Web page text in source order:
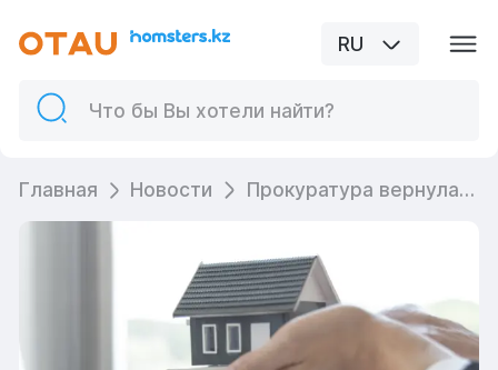
RU
Главная Новости Прокуратура вернула арендное жильё в госсобственность в ЗКО